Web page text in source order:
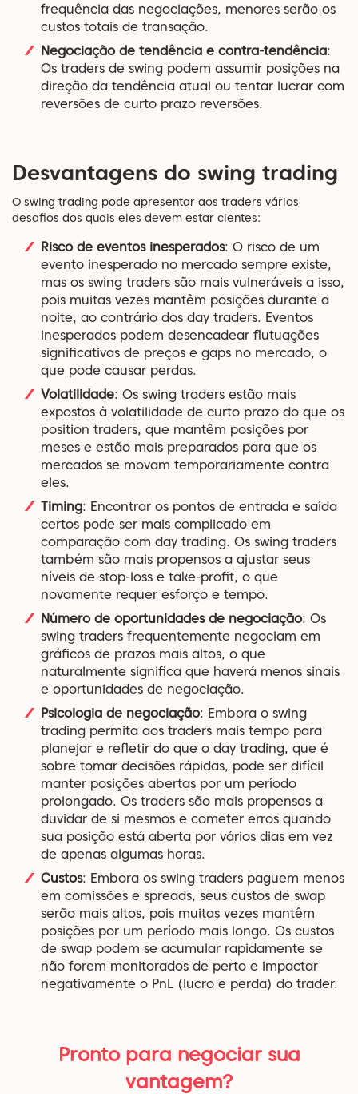
frequência das negociações, menores serão os
custos totais de transação.
Negociação de tendência e contra-tendência:
Os traders de swing podem assumir posições na
direção da tendência atual ou tentar lucrar com
reversões de curto prazo reversões.
Desvantagens do swing trading
O swing trading pode apresentar aos traders vários
desafios dos quais eles devem estar cientes:
Risco de eventos inesperados: O risco de um
evento inesperado no mercado sempre existe,
mas os swing traders são mais vulneráveis a isso,
pois muitas vezes mantêm posições durante a
noite, ao contrário dos day traders. Eventos
inesperados podem desencadear flutuações
significativas de preços e gaps no mercado, o
que pode causar perdas.
Volatilidade: Os swing traders estão mais
expostos à volatilidade de curto prazo do que os
position traders, que mantêm posições por
meses e estão mais preparados para que os
mercados se movam temporariamente contra
eles.
Timing: Encontrar os pontos de entrada e saída
certos pode ser mais complicado em
comparação com day trading. Os swing traders
também são mais propensos a ajustar seus
níveis de stop-loss e take-profit, o que
novamente requer esforço e tempo.
Número de oportunidades de negociação: Os
swing traders frequentemente negociam em
gráficos de prazos mais altos, o que
naturalmente significa que haverá menos sinais
e oportunidades de negociação.
Psicologia de negociação: Embora o swing
trading permita aos traders mais tempo para
planejar e refletir do que o day trading, que é
sobre tomar decisões rápidas, pode ser difícil
manter posições abertas por um período
prolongado. Os traders são mais propensos a
duvidar de si mesmos e cometer erros quando
sua posição está aberta por vários dias em vez
de apenas algumas horas.
Custos: Embora os swing traders paguem menos
em comissões e spreads, seus custos de swap
serão mais altos, pois muitas vezes mantêm
posições por um período mais longo. Os custos
de swap podem se acumular rapidamente se
não forem monitorados de perto e impactar
negativamente o PnL (lucro e perda) do trader.
Pronto para negociar sua
vantagem?